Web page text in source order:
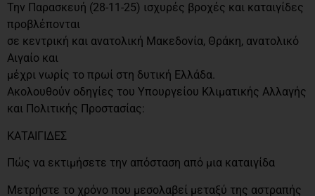
Την Παρασκευή (28-11-25) ισχυρές βροχές και καταιγίδες
προβλέπονται
σε κεντρική και ανατολική Μακεδονία, Θράκη, ανατολικό
Αιγαίο και
μέχρι νωρίς το πρωί στη δυτική Ελλάδα.
Ακολουθούν οδηγίες του Υπουργείου Κλιματικής Αλλαγής
και Πολιτικής Προστασίας:
ΚΑΤΑΙΓΙΔΕΣ
Πώς να εκτιμήσετε την απόσταση από μια καταιγίδα
Μετρήστε το χρόνο που μεσολαβεί μεταξύ της αστραπής